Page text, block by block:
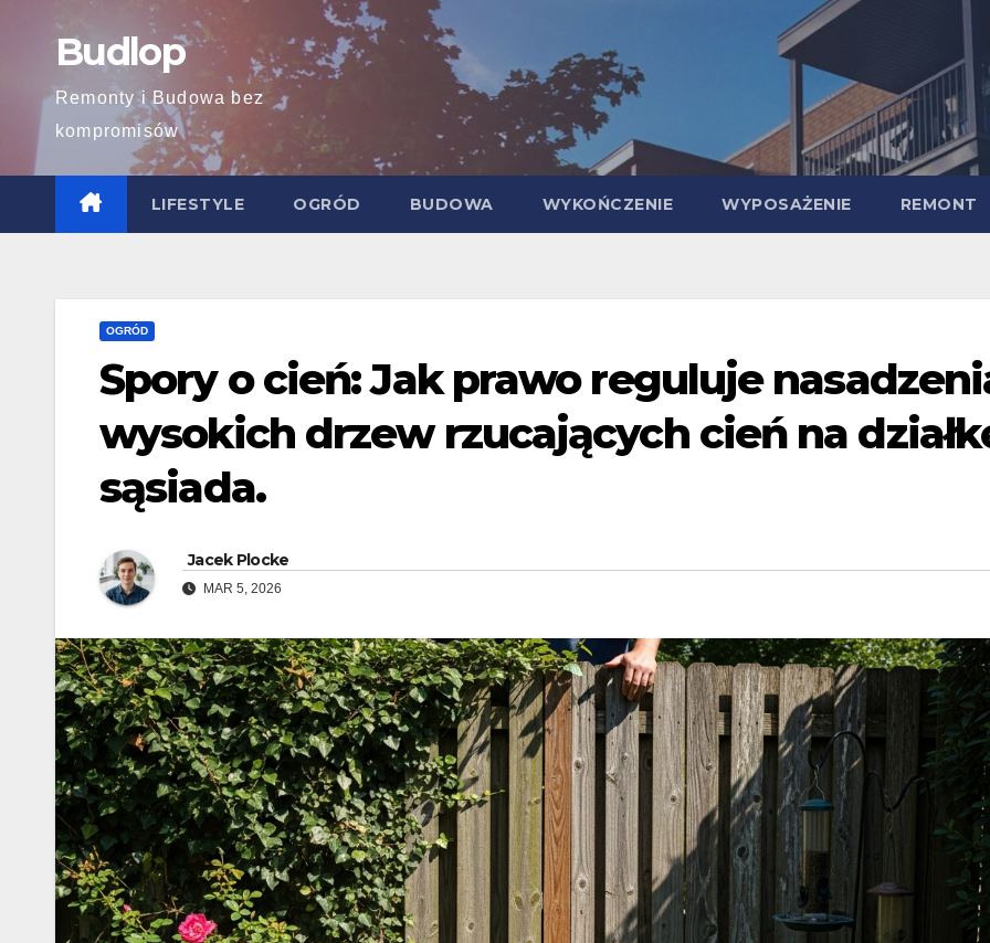
Budlop
Remonty i Budowa bez
kompromisów
LIFESTYLE OGRÓD BUDOWA WYKOŃCZENIE WYPOSAŻENIE REMONT
OGRÓD
Spory o cień: Jak prawo reguluje
wysokich drzew rzucających cień na
sąsiada.
Jacek Plocke
MAR 5, 2026